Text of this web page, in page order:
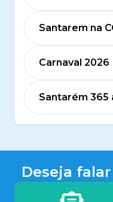
Santarem na
Carnaval 2026
Santarém 365
Deseja